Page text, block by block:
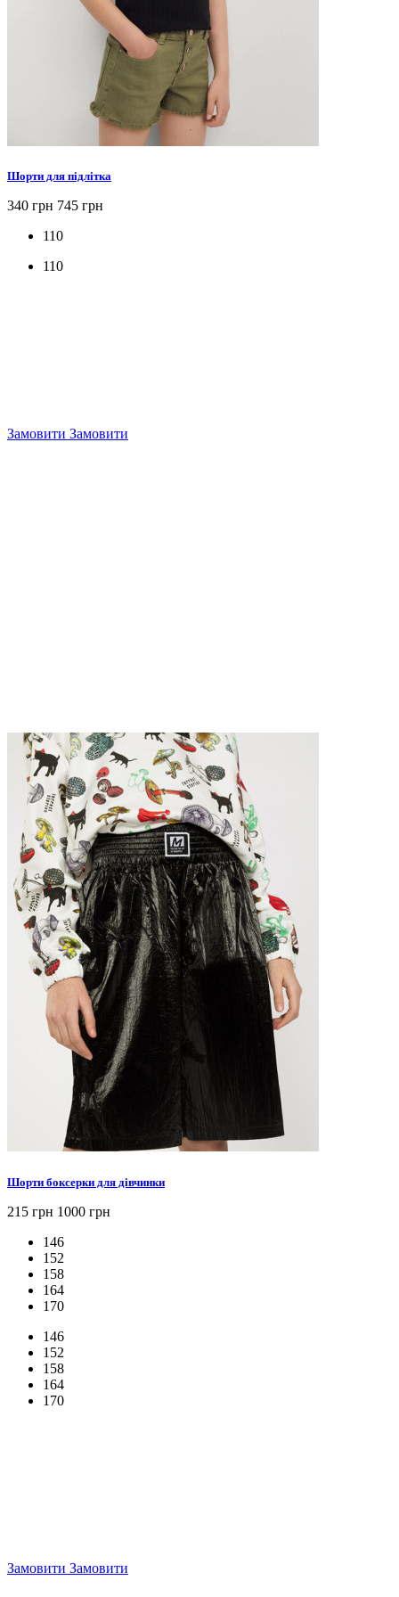
Шорти для підлітка
340 грн 745 грн
110
110
Замовити Замовити
Шорти боксерки для дівчинки
215 грн 1000 грн
146
152
158
164
170
146
152
158
164
170
Замовити Замовити